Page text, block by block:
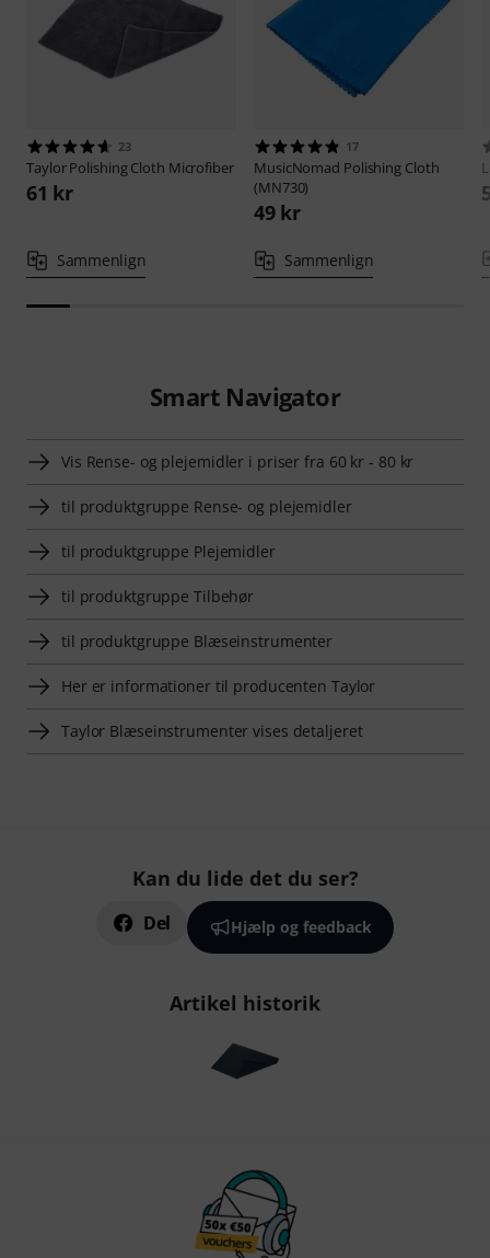
23
TaylorPolishing Cloth Microfiber
61 kr
Sammenlign
17
MusicNomad Polishing Cloth
(MN730)
49 kr
Sammenlign
Smart Navigator
Vis Rense- og plejemidler i priser fra 60 kr - 80 kr
til produktgruppe Rense- og plejemidler
til produktgruppe Plejemidler
til produktgruppe Tilbehør
til produktgruppe Blæseinstrumenter
Her er informationer til producenten Taylor
Taylor Blæseinstrumenter vises detaljeret
Kan du lide det du ser?
Del Hjælp og feedback
Artikel historik